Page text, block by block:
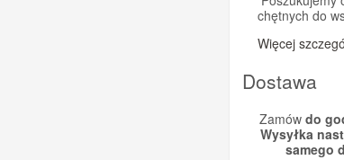
chętnych do
Więcej
Dostawa
Zamów do
Wysyłka
samego